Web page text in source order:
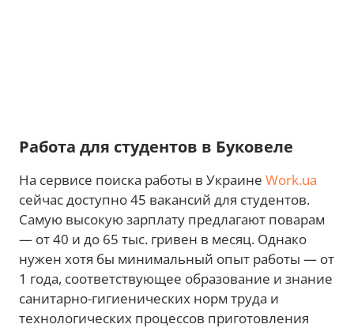
Работа для студентов в Буковеле
На сервисе поиска работы в Украине Work.ua
сейчас доступно 45 вакансий для студентов.
Самую высокую зарплату предлагают поварам
— от 40 и до 65 тыс. гривен в месяц. Однако
нужен хотя бы минимальный опыт работы — от
1 года, соответствующее образование и знание
санитарно-гигиенических норм труда и
технологических процессов приготовления